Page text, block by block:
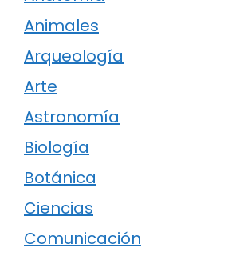
Animales
Arqueología
Arte
Astronomía
Biología
Botánica
Ciencias
Comunicación